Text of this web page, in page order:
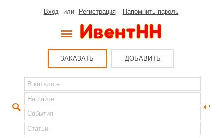
Вход или Регистрация Напомнить пароль
ЗАКАЗАТЬ ДОБАВИТЬ